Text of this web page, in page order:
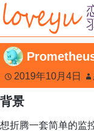
跳
过
内
容
2019年10月4日
背景
想折腾一套简单的监